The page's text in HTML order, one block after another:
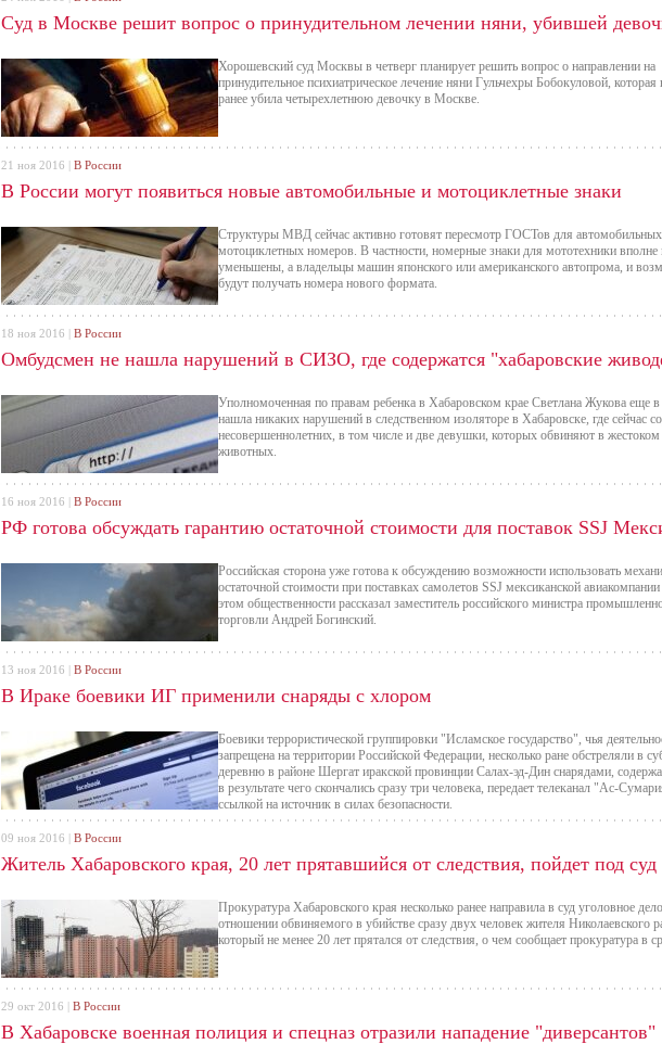
Суд в Москве решит вопрос о принудительном лечении няни, убившей
Хорошевский суд Москвы в четверг планирует решить вопрос о направлении на
принудительное психиатрическое лечение няни Гульчехры Бобокуловой, которая
ранее убила четырехлетнюю девочку в Москве.
В России могут появиться новые автомобильные и мотоциклетные знаки
Структуры МВД сейчас активно готовят пересмотр ГОСТов для
мотоциклетных номеров. В частности, номерные знаки для мототехники вполне
уменьшены, а владельцы машин японского или американского автопрома, и
будут получать номера нового формата.
21 ноя 2016 | В России
Омбудсмен не нашла нарушений в СИЗО, где содержатся "хабаровские
Уполномоченная по правам ребенка в Хабаровском крае Светлана Жукова еще в
нашла никаких нарушений в следственном изоляторе в Хабаровске, где сейчас
несовершеннолетних, в том числе и две девушки, которых обвиняют в жестоком
животных.
18 ноя 2016 | В России
РФ готова обсуждать гарантию остаточной стоимости для поставок SSJ
Российская сторона уже готова к обсуждению возможности использовать
остаточной стоимости при поставках самолетов SSJ мексиканской
этом общественности рассказал заместитель российского министра
торговли Андрей Богинский.
16 ноя 2016 | В России
В Ираке боевики ИГ применили снаряды с хлором
Боевики террористической группировки "Исламское государство", чья
запрещена на территории Российской Федерации, несколько ране обстреляли в
деревню в районе Шергат иракской провинции Салах-эд-Дин снарядами,
в результате чего скончались сразу три человека, передает телеканал "Ас-
ссылкой на источник в силах безопасности.
13 ноя 2016 | В России
Житель Хабаровского края, 20 лет прятавшийся от следствия, пойдет под суд
Прокуратура Хабаровского края несколько ранее направила в суд уголовное
отношении обвиняемого в убийстве сразу двух человек жителя Николаевского
который не менее 20 лет прятался от следствия, о чем сообщает прокуратура в
09 ноя 2016 | В России
В Хабаровске военная полиция и спецназ отразили нападение "диверсантов"
29 окт 2016 | В России